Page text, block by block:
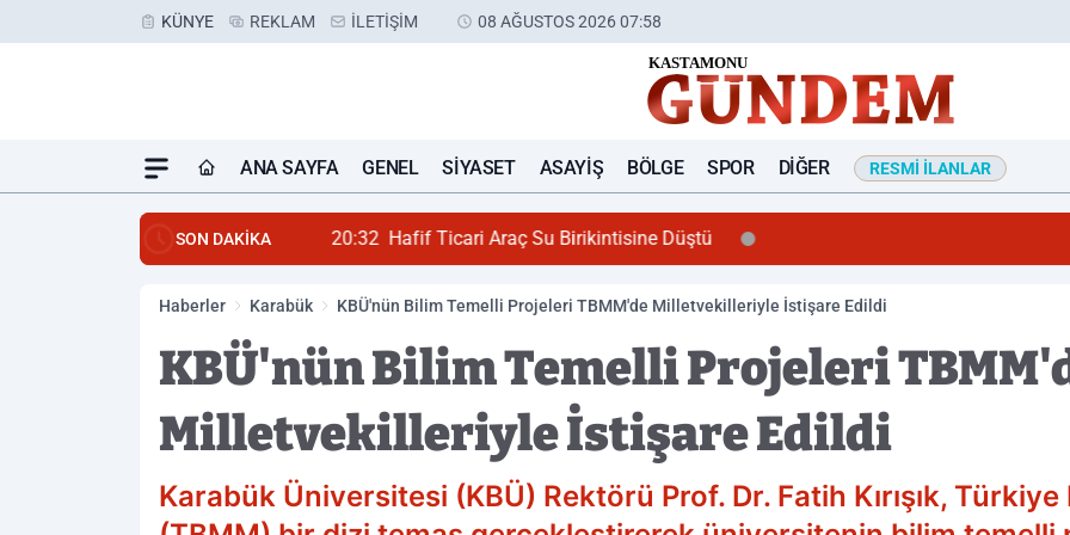
KÜNYE REKLAM İLETIŞIM 08 AĞUSTOS 2026 07:58
ANA SAYFA GENEL SIYASET ASAYIŞ BÖLGE SPOR DIĞER RESMI İLANLAR
SON DAKİKA 20:32 Hafif Ticari Araç Su Birikintisine Düştü
Haberler Karabük KBÜ'nün Bilim Temelli Projeleri TBMM'de Milletvekilleriyle İstişare Edildi
KBÜ'nün Bilim Temelli Projeleri
Milletvekilleriyle İstişare Edildi
Karabük Üniversitesi (KBÜ) Rektörü Prof. Dr. Fatih Kırışık,